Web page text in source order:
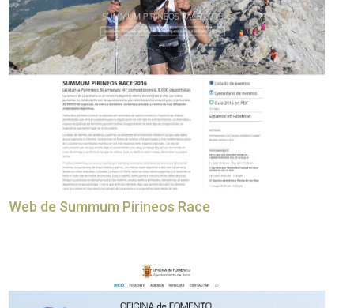
Web de Summum Pirineos Race